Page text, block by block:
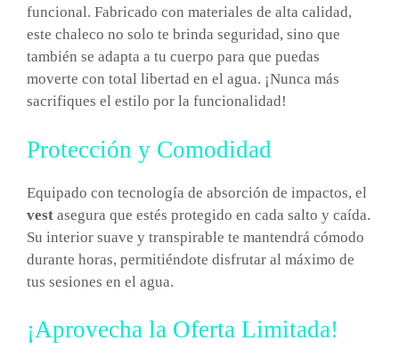
funcional. Fabricado con materiales de alta calidad,
este chaleco no solo te brinda seguridad, sino que
también se adapta a tu cuerpo para que puedas
moverte con total libertad en el agua. ¡Nunca más
sacrifiques el estilo por la funcionalidad!
Protección y Comodidad
Equipado con tecnología de absorción de impactos, el
vest asegura que estés protegido en cada salto y caída.
Su interior suave y transpirable te mantendrá cómodo
durante horas, permitiéndote disfrutar al máximo de
tus sesiones en el agua.
¡Aprovecha la Oferta Limitada!